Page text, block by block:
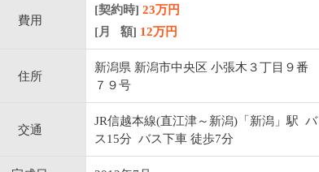
費用
[契約時] 23万円
[月 額] 12万円
住所
新潟県 新潟市中央区 小張木３丁目９番
７９号
交通
JR信越本線(直江津～新潟)「新潟」駅 バ
ス15分 バス下車 徒歩7分